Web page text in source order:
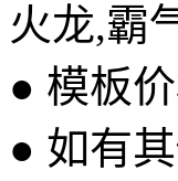
火龙,霸
● 模板
● 如有